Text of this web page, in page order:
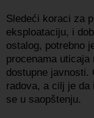
Sledeći koraci za
eksploataciju, i
ostalog, potrebno
procenama
dostupne javnosti.
radova, a cilj je da
se u saopštenju.